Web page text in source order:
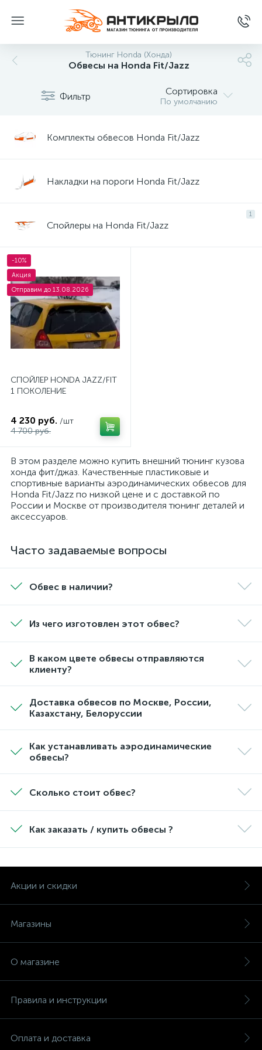
Тюнинг Honda (Хонда)
Обвесы на Honda Fit/Jazz
Фильтр Сортировка
По умолчанию
Комплекты обвесов Honda Fit/Jazz
Накладки на пороги Honda Fit/Jazz
1
Спойлеры на Honda Fit/Jazz
-10%
Акция
Отправим до 13.08.2026
СПОЙЛЕР HONDA JAZZ/FIT
1 ПОКОЛЕНИЕ
4 230 руб. /шт
4 700 руб.
В этом разделе можно купить внешний тюнинг кузова
хонда фит/джаз. Качественные пластиковые и
спортивные варианты аэродинамических обвесов для
Honda Fit/Jazz по низкой цене и с доставкой по
России и Москве от производителя тюнинг деталей и
аксессуаров.
Часто задаваемые вопросы
Обвес в наличии?
Из чего изготовлен этот обвес?
В каком цвете обвесы отправляются
клиенту?
Доставка обвесов по Москве, России,
Казахстану, Белоруссии
Как устанавливать аэродинамические
обвесы?
Сколько стоит обвес?
Как заказать / купить обвесы ?
Акции и скидки
Магазины
О магазине
Правила и инструкции
Оплата и доставка